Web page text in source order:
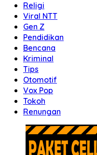
Religi
Viral NTT
Gen Z
Pendidikan
Bencana
Kriminal
Tips
Otomotif
Vox Pop
Tokoh
Renungan